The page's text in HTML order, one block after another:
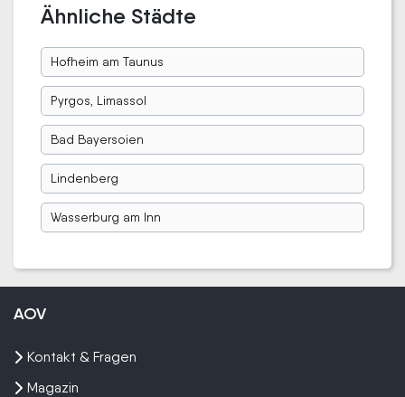
Ähnliche Städte
Hofheim am Taunus
Pyrgos, Limassol
Bad Bayersoien
Lindenberg
Wasserburg am Inn
AOV
Kontakt & Fragen
Magazin